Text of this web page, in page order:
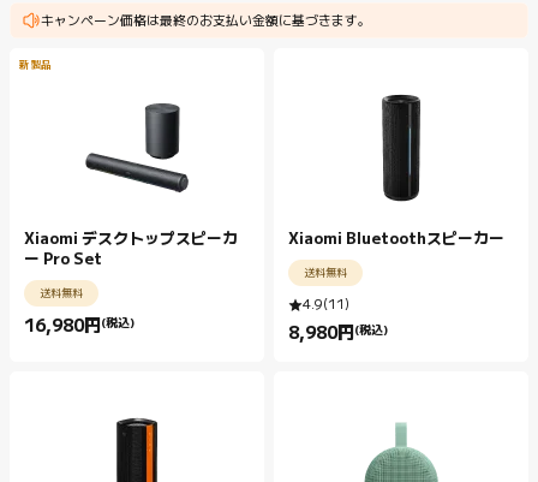
キャンペーン価格は最終のお支払い金額に基づきます。
新製品
Xiaomi デスクトップスピーカ
ー Pro Set
送料無料
16,980円 (税込)
Current Price 円16980.00
Xiaomi Bluetoothスピーカー
送料無料
4.9(11)
8,980円 (税込)
Current Price 円8980.00